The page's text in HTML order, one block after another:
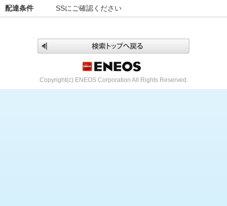
配達条件 SSにご確認ください
Copyright(c) ENEOS Corporation All Rights Reserved.